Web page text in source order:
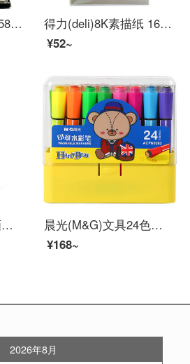
乐缔儿童绘画文具 258件可水洗绘画套装画画套装画笔蜡笔36色水彩笔美术画画工具学习用品 彩色笔儿童节礼物
得力(deli)8K素描纸 160g素描本绘画纸彩铅画 美术写生手绘临摹学生用初学者速写铅画纸 8开20张加厚73611
¥52~
马利（Marie's）绘画铅笔 14B亚光铅笔 素描铅笔12支盒装 C7104
晨光(M&G)文具24色印章水彩笔 纤维头易水洗绘画彩笔 小熊哈里系列儿童涂鸦画笔 24支/盒ACPN0393
¥168~
2026年8月